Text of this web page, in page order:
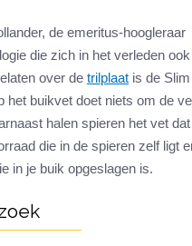
de emeritus-hoogleraar
die zich in het verleden
over de trilplaat is de
het buikvet doet niets om de
halen spieren het vet
die in de spieren zelf ligt
in je buik opgeslagen is.